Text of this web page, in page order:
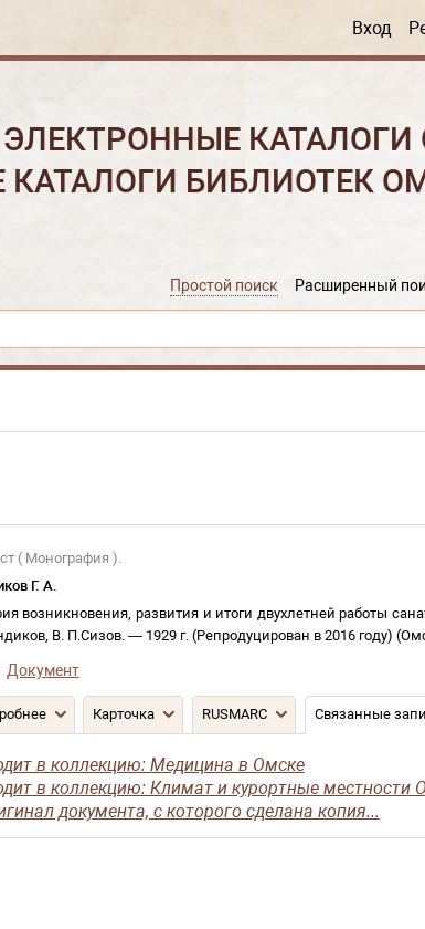
Вход
ЭЛЕКТРОННЫЕ КАТАЛОГИ
БИБЛИОТЕК
Простой поиск Расширенный
( Монография ).
Г. А.
возникновения, развития и итоги двухлетней работы
В. П.Сизов. —1929 г. (Репродуцирован в 2016 году) (
Документ
Карточка RUSMARC Связанные
в коллекцию: Медицина в Омске
в коллекцию: Климат и курортные местности
документа, с которого сделана копия...